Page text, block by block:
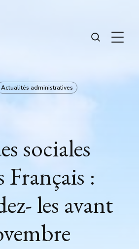
Actualités administratives
sociales
Français :
les avant